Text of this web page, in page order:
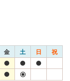
金 土 日 祝